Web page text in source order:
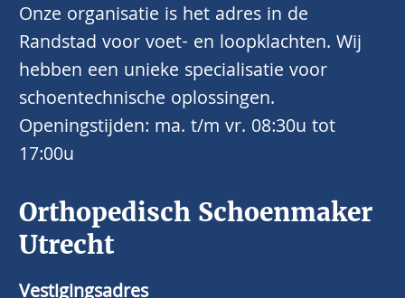
Orthopedisch Schoenmaker
Utrecht
Onze organisatie is het adres in de
Randstad voor voet- en loopklachten. Wij
hebben een unieke specialisatie voor
schoentechnische oplossingen.
Openingstijden: ma. t/m vr. 08:30u tot
17:00u